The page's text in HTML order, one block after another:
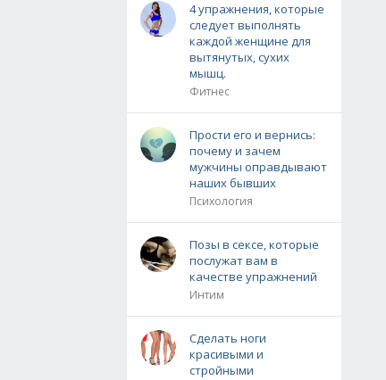
4 упражнения, которые
следует выполнять
каждой женщине для
вытянутых, сухих
мышц.
Фитнес
Прости его и вернись:
почему и зачем
мужчины оправдывают
наших бывших
Психология
Позы в сексе, которые
послужат вам в
качестве упражнений
Интим
Сделать ноги
красивыми и
стройными